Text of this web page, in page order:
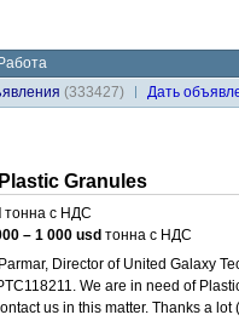
Работа
(333427)
Дaть
Granules
тонна с НДС
– 1 000 usd тонна с НДС
Director of United Galaxy
We are in need of
us in this matter. Thanks a